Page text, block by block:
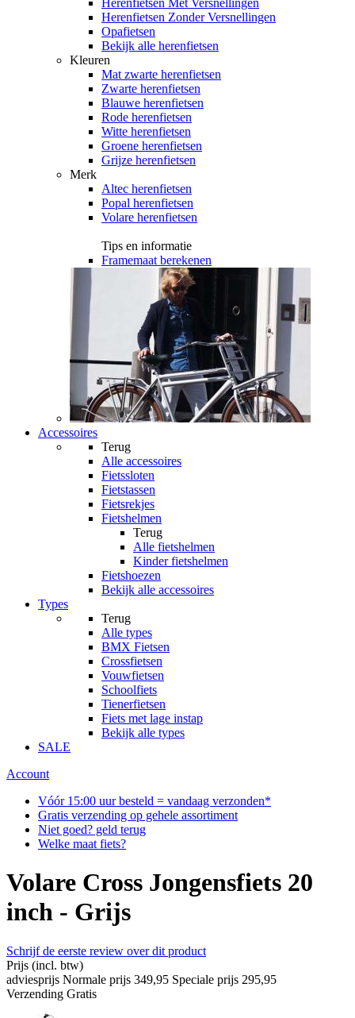
Herenfietsen Met Versnellingen
Herenfietsen Zonder Versnellingen
Opafietsen
Bekijk alle herenfietsen
Kleuren
Mat zwarte herenfietsen
Zwarte herenfietsen
Blauwe herenfietsen
Rode herenfietsen
Witte herenfietsen
Groene herenfietsen
Grijze herenfietsen
Merk
Altec herenfietsen
Popal herenfietsen
Volare herenfietsen
Tips en informatie
Framemaat berekenen
Accessoires
Terug
Alle accessoires
Fietssloten
Fietstassen
Fietsrekjes
Fietshelmen
Terug
Alle fietshelmen
Kinder fietshelmen
Fietshoezen
Bekijk alle accessoires
Types
Terug
Alle types
BMX Fietsen
Crossfietsen
Vouwfietsen
Schoolfiets
Tienerfietsen
Fiets met lage instap
Bekijk alle types
SALE
Account
Vóór 15:00 uur besteld = vandaag verzonden*
Gratis verzending op gehele assortiment
Niet goed? geld terug
Welke maat fiets?
Volare Cross Jongensfiets 20
inch - Grijs
Schrijf de eerste review over dit product
Prijs (incl. btw)
adviesprijs Normale prijs 349,95 Speciale prijs 295,95
Verzending Gratis